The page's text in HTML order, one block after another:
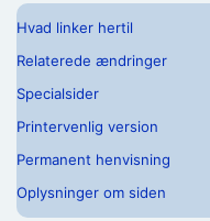
Hvad linker hertil
Relaterede ændringer
Specialsider
Printervenlig version
Permanent henvisning
Oplysninger om siden